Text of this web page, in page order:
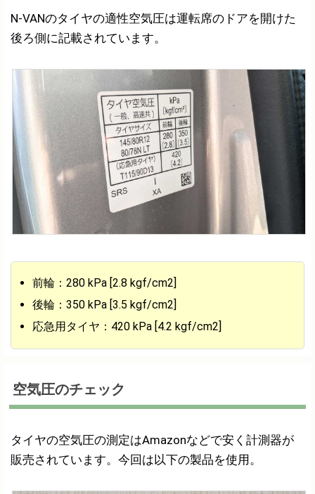
N-VANのタイヤの適性空気圧は運転席のドアを開けた
後ろ側に記載されています。
前輪：280 kPa [2.8 kgf/cm2]
後輪：350 kPa [3.5 kgf/cm2]
応急用タイヤ：420 kPa [4.2 kgf/cm2]
空気圧のチェック
タイヤの空気圧の測定はAmazonなどで安く計測器が
販売されています。今回は以下の製品を使用。